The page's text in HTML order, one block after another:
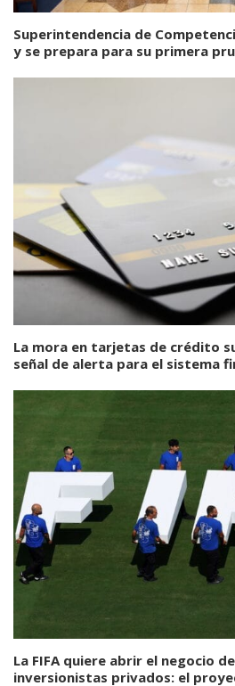
Superintendencia de
y se prepara para su primera
La mora en tarjetas de crédito
señal de alerta para el sistema
La FIFA quiere abrir el negocio
inversionistas privados: el